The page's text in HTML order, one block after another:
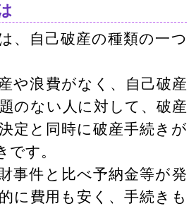
、自己破産の種類の一つ
や浪費がなく、自己破産
のない人に対して、破産
定と同時に破産手続きが
です。
事件と比べ予納金等が発
に費用も安く、手続きも